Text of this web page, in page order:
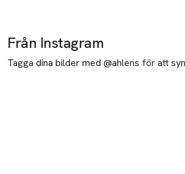
Från Instagram
Tagga dina bilder med @ahlens för att